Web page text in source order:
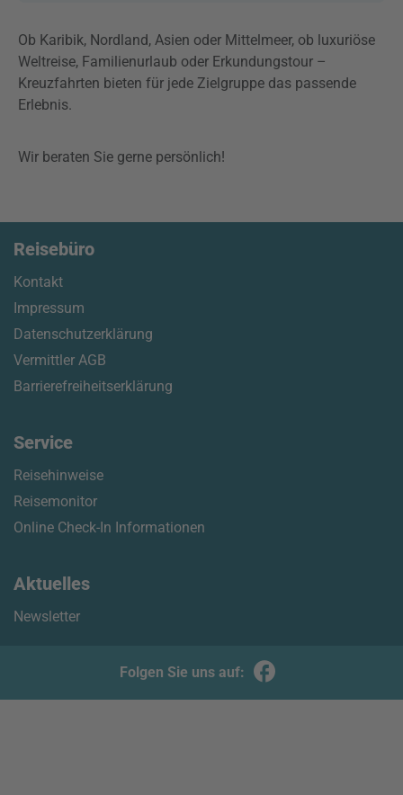
Ob Karibik, Nordland, Asien oder Mittelmeer, ob luxuriöse
Weltreise, Familienurlaub oder Erkundungstour –
Kreuzfahrten bieten für jede Zielgruppe das passende
Erlebnis.
Wir beraten Sie gerne persönlich!
Reisebüro
Kontakt
Impressum
Datenschutzerklärung
Vermittler AGB
Barrierefreiheitserklärung
Service
Reisehinweise
Reisemonitor
Online Check-In Informationen
Aktuelles
Newsletter
Folgen Sie uns auf: